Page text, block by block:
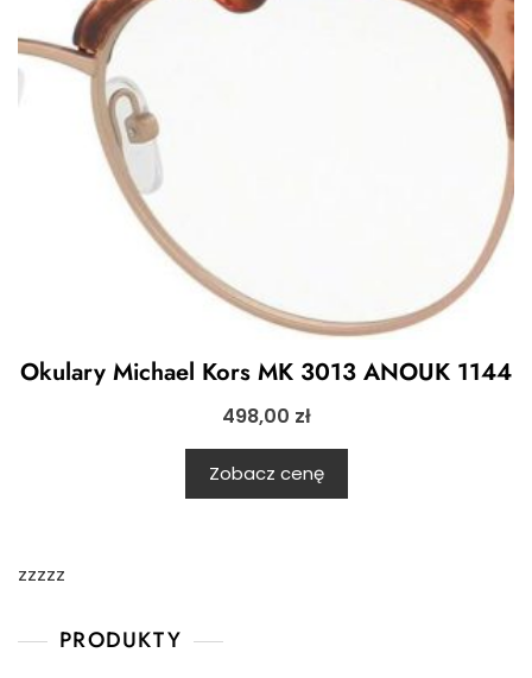
Okulary Michael Kors MK 3013 ANOUK 1144
498,00 zł
Zobacz cenę
zzzzz
PRODUKTY